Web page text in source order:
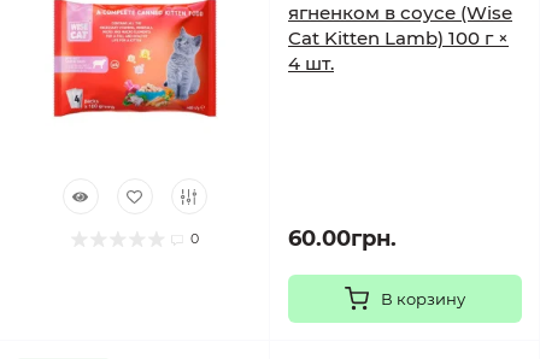
0
ягненком в соусе (Wise
Cat Kitten Lamb) 100 г ×
4 шт.
60.00грн.
В корзину